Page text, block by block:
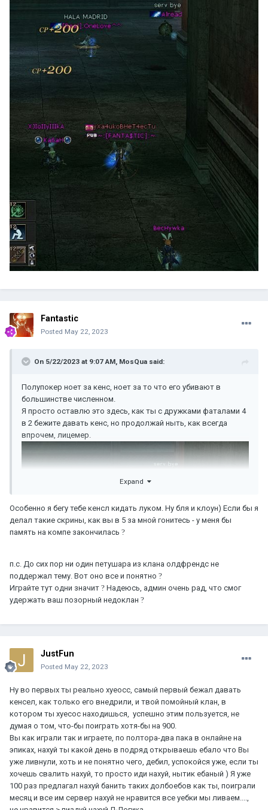
Fantastic
Posted May 22, 2023
On 5/22/2023 at 9:07 AM, MosQua said:
Полупокер ноет за кенс, ноет за то что его убивают в
большинстве численном.
Я просто оставлю это здесь, как ты с дружками фаталами 4
в 2 бежите давать кенс, но продолжай ныть, как всегда
впрочем, лицемер.
Expand
Особенно я бегу тебе кенсл кидать луком. Ну бля и клоун) Если бы я
делал такие скрины, как вы в 5 за мной гонитесь - у меня бы
память на компе закончилась ?
п.с. До сих пор ни один петушара из клана олдфрендс не
поддержал тему. Вот оно все и понятно ?
Играйте тут одни значит ? Надеюсь, админ очень рад, что смог
удержать ваш позорный недоклан ?
JustFun
Posted May 22, 2023
Ну во первых ты реально хуеосс, самый первый бежал давать
кенсел, как только его внедрили, и твой помойный клан, в
котором ты хуесос находишься, успешно этим пользуется, не
думая о том, что-бы поиграть хотя-бы на 900.
Вы как играли так и играете, по полтора-два пака в онлайне на
эпиках, нахуй ты какой день в подряд открываешь ебало что Вы
уже ливнули, хоть и не понятно чего, дебил, успокойся уже, если ты
хочешь свалить нахуй, то просто иди нахуй, нытик ебаный ) Я уже
100 раз предлагал нахуй банить таких долбоебов как ты, поиграли
месяц и все им сервер нахуй не нравится все уебки мы ливаем....,